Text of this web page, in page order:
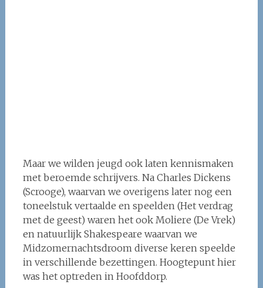
Maar we wilden jeugd ook laten kennismaken
met beroemde schrijvers. Na Charles Dickens
(Scrooge), waarvan we overigens later nog een
toneelstuk vertaalde en speelden (Het verdrag
met de geest) waren het ook Moliere (De Vrek)
en natuurlijk Shakespeare waarvan we
Midzomernachtsdroom diverse keren speelde
in verschillende bezettingen. Hoogtepunt hier
was het optreden in Hoofddorp.